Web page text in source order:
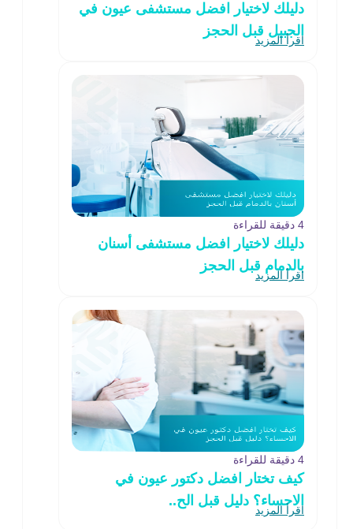
دليلك لاختيار افضل مستشفى عيون في
الجبيل قبل الحجز
اقرأ المزيد
4 دقيقة للقراءة
دليلك لاختيار افضل مستشفى أسنان
بالدمام قبل الحجز
اقرأ المزيد
4 دقيقة للقراءة
كيف تختار افضل دكتور عيون في
الاحساء؟ دليل قبل الح..
اقرأ المزيد